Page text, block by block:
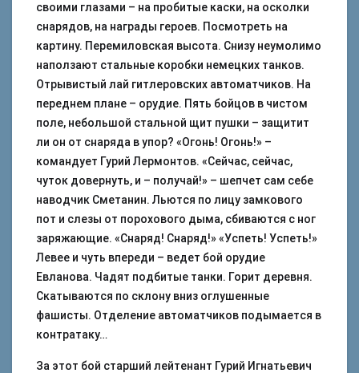
своими глазами – на пробитые каски, на осколки
снарядов, на награды героев. Посмотреть на
картину. Перемиловская высота. Снизу неумолимо
наползают стальные коробки немецких танков.
Отрывистый лай гитлеровских автоматчиков. На
переднем плане – орудие. Пять бойцов в чистом
поле, небольшой стальной щит пушки – защитит
ли он от снаряда в упор? «Огонь! Огонь!» –
командует Гурий Лермонтов. «Сейчас, сейчас,
чуток довернуть, и – получай!» – шепчет сам себе
наводчик Сметанин. Льются по лицу замкового
пот и слезы от порохового дыма, сбиваются с ног
заряжающие. «Снаряд! Снаряд!» «Успеть! Успеть!»
Левее и чуть впереди – ведет бой орудие
Евланова. Чадят подбитые танки. Горит деревня.
Скатываются по склону вниз оглушенные
фашисты. Отделение автоматчиков подымается в
контратаку…
За этот бой старший лейтенант Гурий Игнатьевич